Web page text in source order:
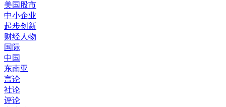
美国股市
中小企业
起步创新
财经人物
国际
中国
东南亚
言论
社论
评论